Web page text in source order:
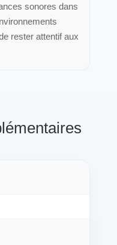
sonores dans
rester attentif aux